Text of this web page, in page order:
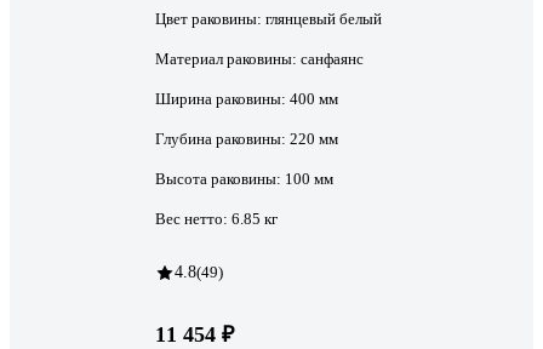
Цвет раковины: глянцевый белый
Материал раковины: санфаянс
Ширина раковины: 400 мм
Глубина раковины: 220 мм
Высота раковины: 100 мм
Вес нетто: 6.85 кг
4.8(49)
11 454 ₽